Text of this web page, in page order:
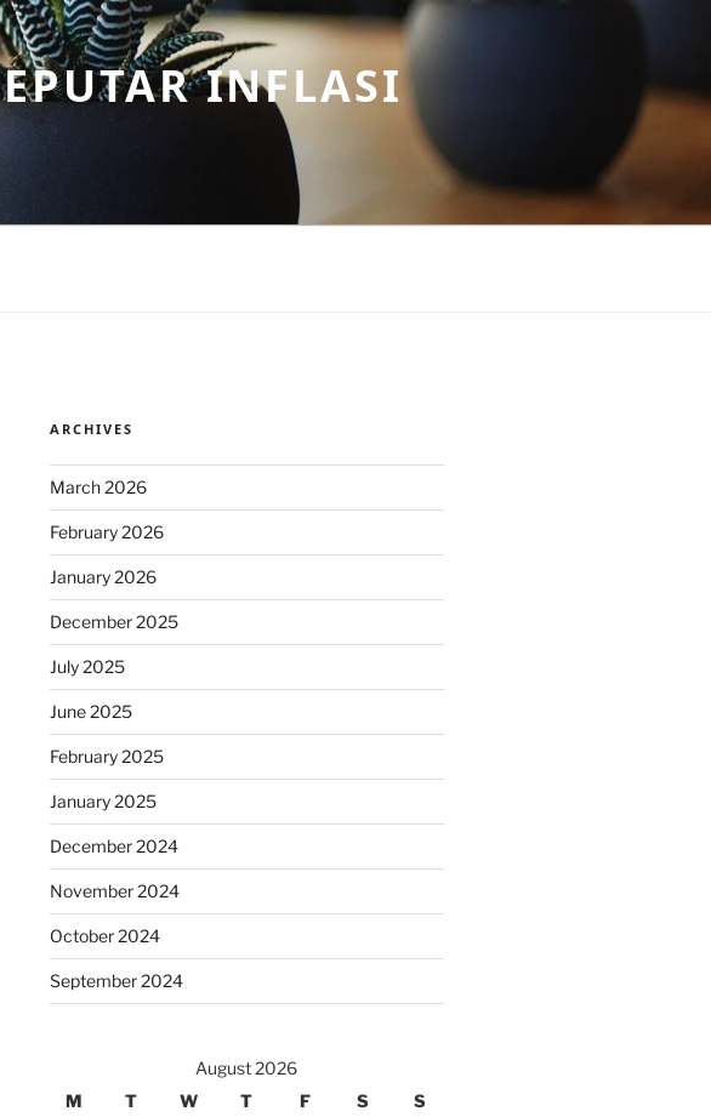
INFLASI
ARCHIVES
March 2026
February 2026
January 2026
December 2025
July 2025
June 2025
February 2025
January 2025
December 2024
November 2024
October 2024
September 2024
August 2026
M
T W T F S S